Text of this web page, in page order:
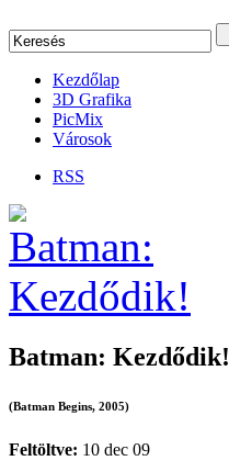
Kezdőlap
3D Grafika
PicMix
Városok
RSS
Batman: Kezdődik!
(Batman Begins, 2005)
Feltöltve: 10 dec 09